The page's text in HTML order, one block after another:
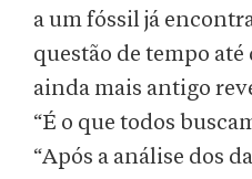
a um fóssil já
questão de tempo
ainda mais antigo
“É o que todos
“Após a análise dos